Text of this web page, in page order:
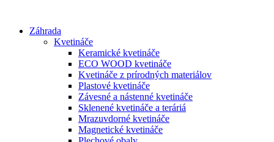
obsah
Záhrada
Kvetináče
Keramické kvetináče
ECO WOOD kvetináče
Kvetináče z prírodných materiálov
Plastové kvetináče
Závesné a nástenné kvetináče
Sklenené kvetináče a teráriá
Mrazuvdorné kvetináče
Magnetické kvetináče